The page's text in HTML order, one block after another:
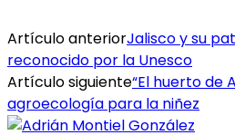
Artículo anteriorJalisco y su
reconocido por la Unesco
Artículo siguiente“El huerto de
agroecología para la niñez